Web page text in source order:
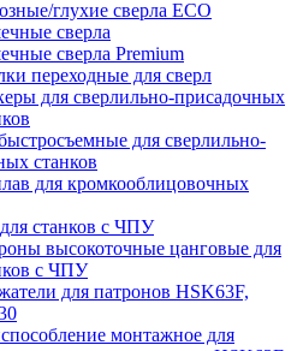
глухие сверла ECO
сверла
сверла Premium
переходные для сверл
для сверлильно-присадочных
для сверлильно-
станков
для кромкооблицовочных
станков с ЧПУ
высокоточные цанговые для
с ЧПУ
для патронов HSK63F,
монтажное для